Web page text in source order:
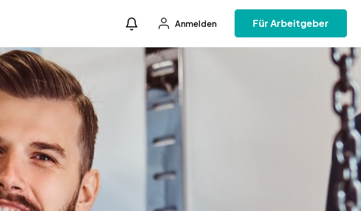
Anmelden Für Arbeitgeber